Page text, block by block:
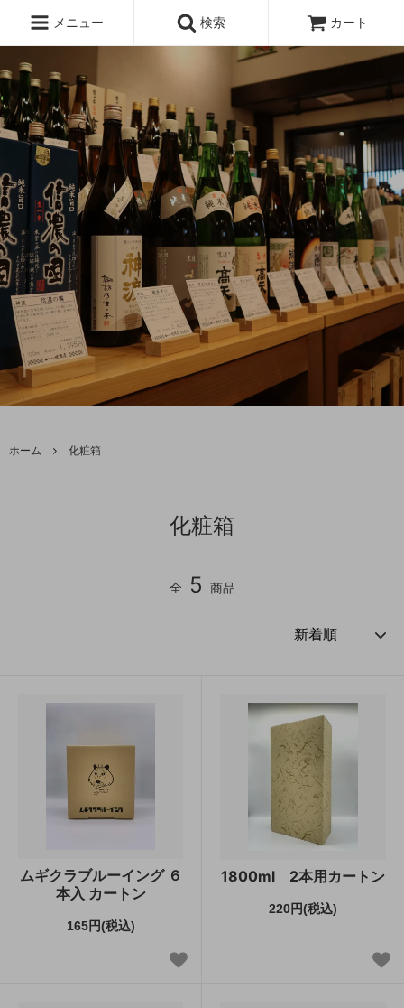
メニュー 検索 カート
ホーム 化粧箱
化粧箱
全 5 商品
ムギクラブルーイング ６
本入 カートン
165円(税込)
1800ml 2本用カートン
220円(税込)